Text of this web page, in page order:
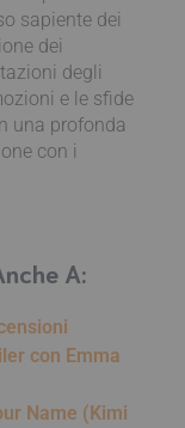
sapiente dei
dei
degli
e le sfide
una profonda
con i
A:
con Emma
Name (Kimi